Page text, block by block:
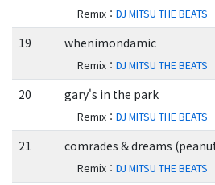
Remix ：DJ MITSU THE BEATS
19 whenimondamic
Remix ：DJ MITSU THE BEATS
20 gary's in the park
Remix ：DJ MITSU THE BEATS
21 comrades & dreams
Remix ：DJ MITSU THE BEATS